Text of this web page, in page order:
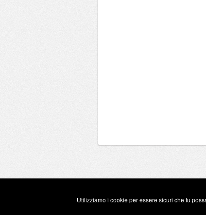
Utilizziamo i cookie per essere sicuri che tu